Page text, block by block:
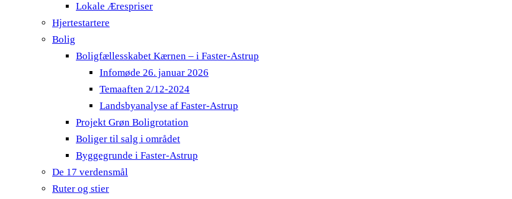
Lokale Ærespriser
Hjertestartere
Bolig
Boligfællesskabet Kærnen – i Faster-Astrup
Infomøde 26. januar 2026
Temaaften 2/12-2024
Landsbyanalyse af Faster-Astrup
Projekt Grøn Boligrotation
Boliger til salg i området
Byggegrunde i Faster-Astrup
De 17 verdensmål
Ruter og stier